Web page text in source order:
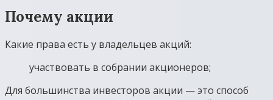
Почему акции
Какие права есть у владельцев акций:
участвовать в собрании акционеров;
Для большинства инвесторов акции — это способ